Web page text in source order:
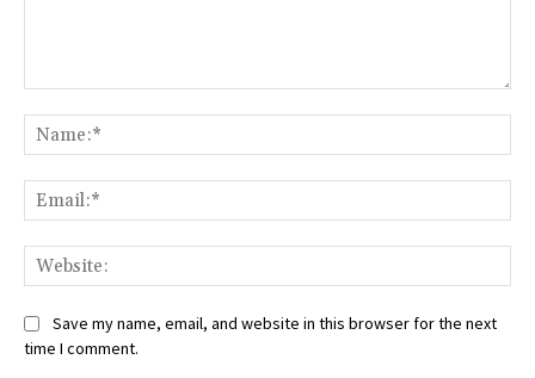
Save my name, email, and website in this browser for the next
time I comment.